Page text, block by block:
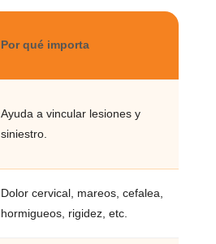
Por qué importa
Ayuda a vincular lesiones y
siniestro.
Dolor cervical, mareos, cefalea,
hormigueos, rigidez, etc.